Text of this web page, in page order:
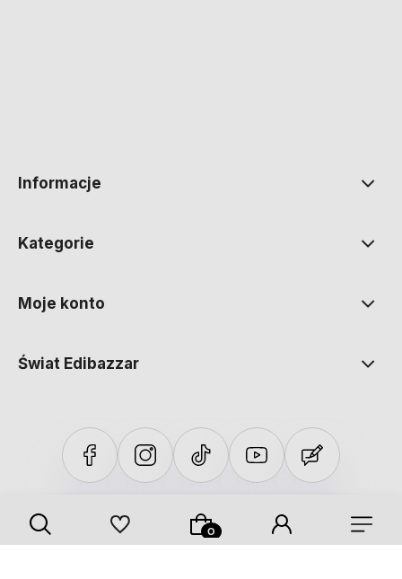
Informacje
Kategorie
Moje konto
Świat Edibazzar
od GrowCommerce